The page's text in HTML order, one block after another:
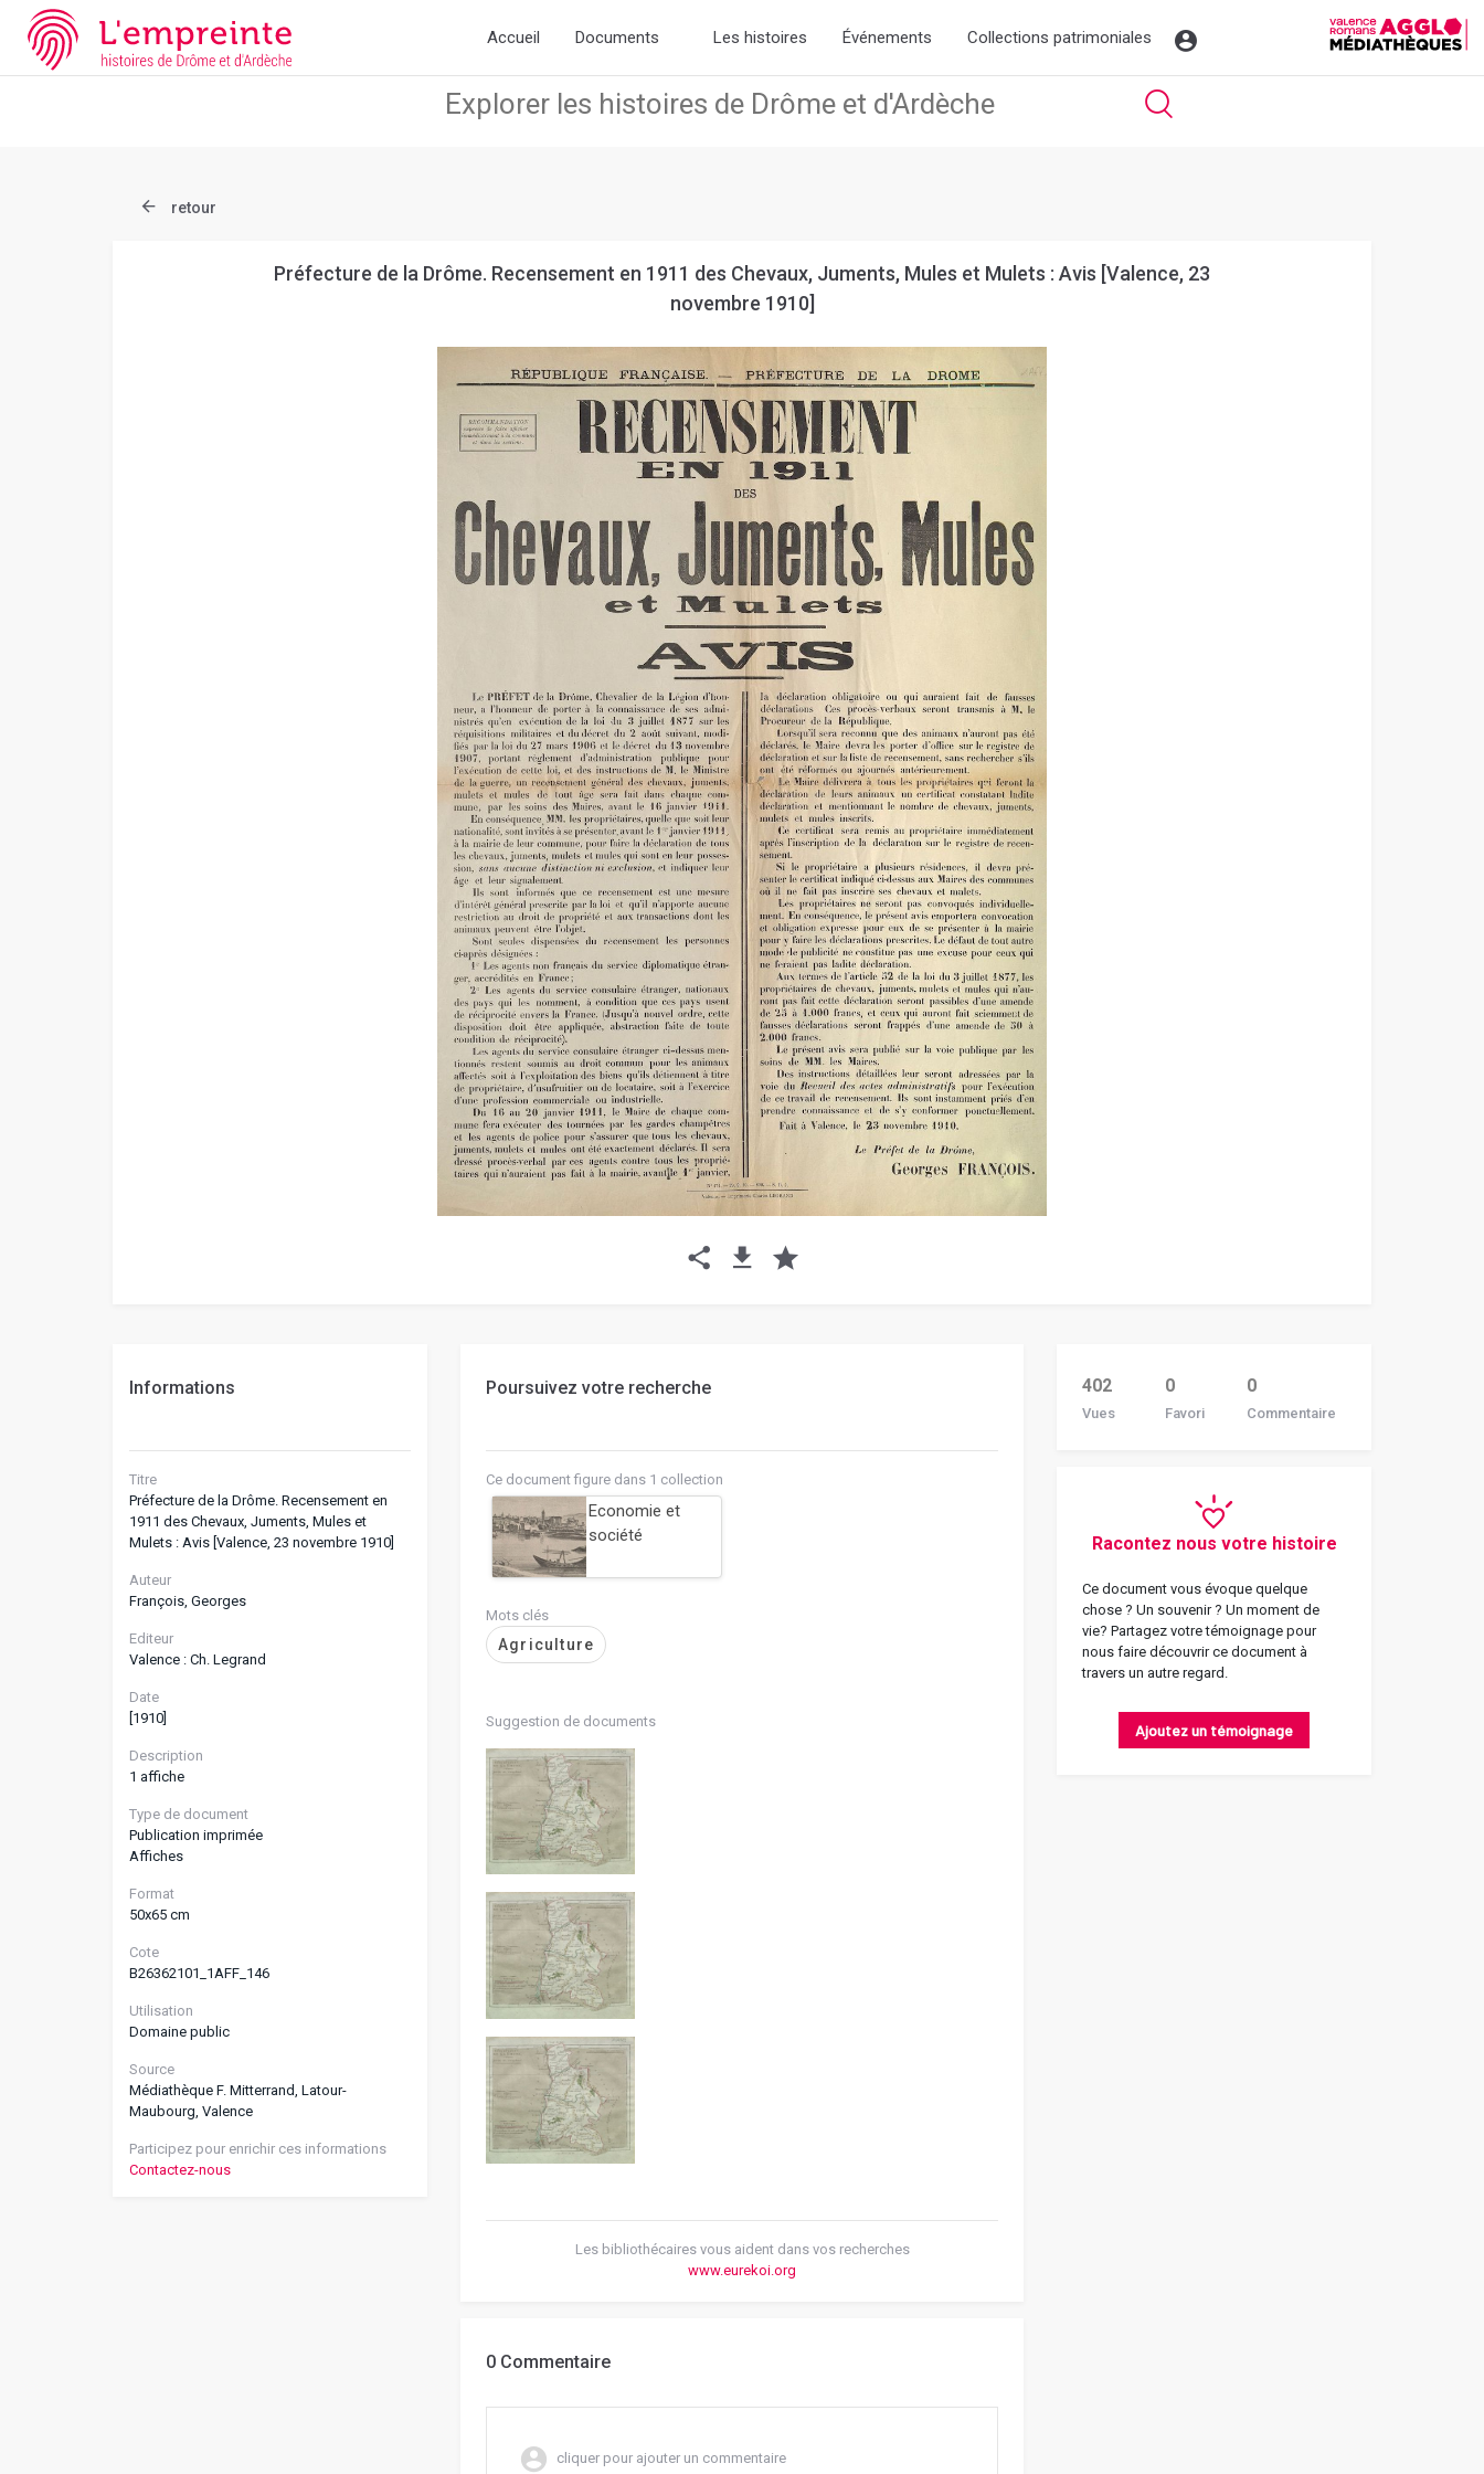
Array ( [slug] => document [ref] => B26362101_1AFF_146 )
Accueil Documents Les histoires Événements Collections patrimoniales
retour
Préfecture de la Drôme. Recensement en 1911 des Chevaux, Juments, Mules et Mulets : Avis [Valence, 23
novembre 1910]
Informations
Titre
Préfecture de la Drôme. Recensement en
1911 des Chevaux, Juments, Mules et
Mulets : Avis [Valence, 23 novembre 1910]
Auteur
François, Georges
Editeur
Valence : Ch. Legrand
Date
[1910]
Description
1 affiche
Type de document
Publication imprimée
Affiches
Format
50x65 cm
Cote
B26362101_1AFF_146
Utilisation
Domaine public
Source
Médiathèque F. Mitterrand, Latour-
Maubourg, Valence
Participez pour enrichir ces informations
Contactez-nous
Poursuivez votre recherche
Ce document figure dans 1 collection
Economie et
société
Mots clés
Agriculture
Suggestion de documents
Les bibliothécaires vous aident dans vos recherches
www.eurekoi.org
0 Commentaire
cliquer pour ajouter un commentaire
402
Vues
0
Favori
0
Commentaire
Racontez nous votre histoire
Ce document vous évoque quelque
chose ? Un souvenir ? Un moment de
vie? Partagez votre témoignage pour
nous faire découvrir ce document à
travers un autre regard.
Ajoutez un témoignage